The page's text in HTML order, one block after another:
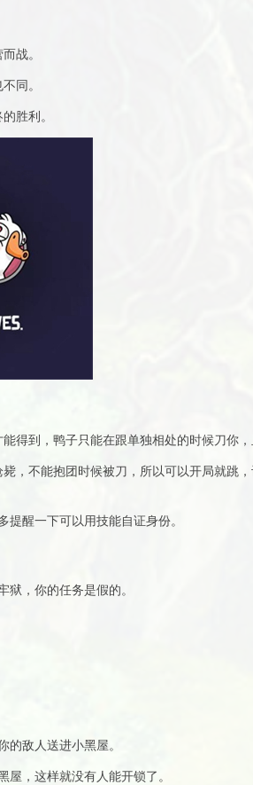
战。
同。
胜利。
得到，鸭子只能在跟单独相处的时候刀你，
，不能抱团时候被刀，所以可以开局就跳
醒一下可以用技能自证身份。
，你的任务是假的。
敌人送进小黑屋。
，这样就没有人能开锁了。